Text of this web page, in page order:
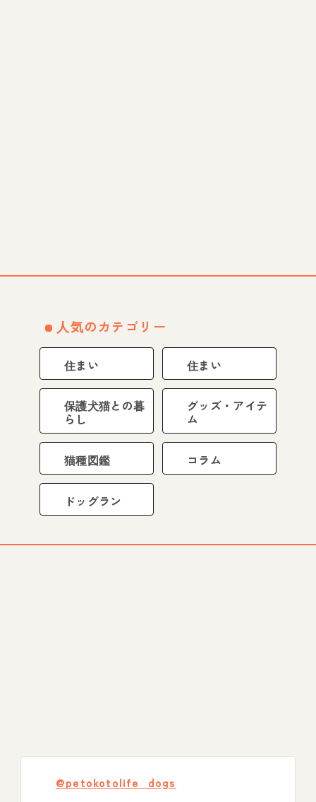
人気のカテゴリー
住まい 住まい
保護犬猫との暮
らし
グッズ・アイテ
ム
猫種図鑑 コラム
ドッグラン
@petokotolife_dogs